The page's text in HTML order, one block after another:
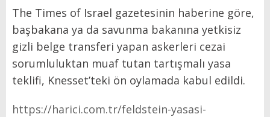
The Times of Israel gazetesinin haberine göre,
başbakana ya da savunma bakanına yetkisiz
gizli belge transferi yapan askerleri cezai
sorumluluktan muaf tutan tartışmalı yasa
teklifi, Knesset’teki ön oylamada kabul edildi.
https://harici.com.tr/feldstein-yasasi-